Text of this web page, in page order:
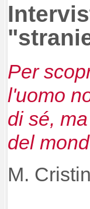
Per
l'uomo
di sé,
del
M.